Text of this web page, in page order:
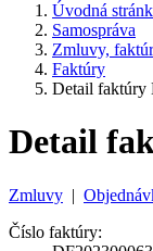
Úvodná
Samospráva
Zmluvy,
Faktúry
Detail faktúry
Detail
Zmluvy |
Číslo faktúry: